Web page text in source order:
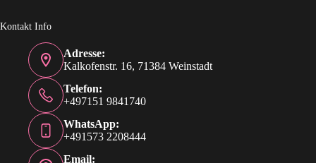
Kontakt Info
Adresse:
Kalkofenstr. 16, 71384 Weinstadt
Telefon:
+497151 9841740
WhatsApp:
+491573 2208444
Email: